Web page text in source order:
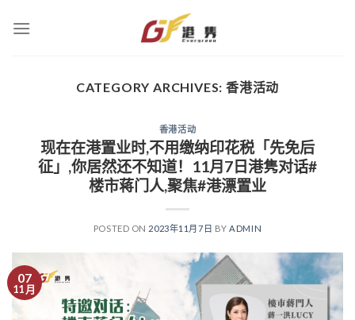
CATEGORY ARCHIVES: 香港活动
香港活动
现在在港置业时,不用缴纳印花税「先免后
征」,你居然还不知道！11月7日港隽对话#
楼市蒋门人,聚焦#港漂置业
POSTED ON 2023年11月7日 BY ADMIN
07
11 月